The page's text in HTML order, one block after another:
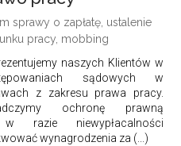
sprawy o zapłatę, ustalenie
pracy, mobbing
naszych Klientów w
sądowych w
z zakresu prawa pracy.
ochronę prawną
razie niewypłacalności
wynagrodzenia za (...)